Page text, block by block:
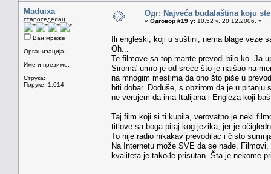
Maduixa
староседелац
Ван мреже
Организација:
Име и презиме:
Струка:
Поруке: 1.014
Одг: Najveća budalaština koju
« Одговор #19 у: 10.52 ч. 20.12.2006. »
Ili engleski, koji u suštini, nema blage veze
Oh...
Te filmove sa top mante prevodi bilo ko. Ja
Siroma' umro je od sreće što je naišao na
na mnogim mestima da ono što piše u
biti dobar. Doduše, s obzirom da je u
ne verujem da ima Italijana i Engleza koji
Taj film koji si ti kupila, verovatno je neki
titlove sa boga pitaj kog jezika, jer je
To nije radio nikakav prevodilac i čisto
Na Internetu može SVE da se nađe.
kvaliteta je takođe prisutan. Šta je nekome